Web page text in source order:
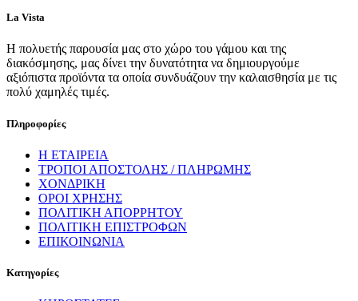
La Vista
Η πολυετής παρουσία μας στο χώρο του γάμου και της
διακόσμησης, μας δίνει την δυνατότητα να δημιουργούμε
αξιόπιστα προϊόντα τα οποία συνδυάζουν την καλαισθησία με τις
πολύ χαμηλές τιμές.
Πληροφορίες
Η ΕΤΑΙΡΕΙΑ
ΤΡΟΠΟΙ ΑΠΟΣΤΟΛΗΣ / ΠΛΗΡΩΜΗΣ
ΧΟΝΔΡΙΚΗ
ΟΡΟΙ ΧΡΗΣΗΣ
ΠΟΛΙΤΙΚΗ ΑΠΟΡΡΗΤΟΥ
ΠΟΛΙΤΙΚΗ ΕΠΙΣΤΡΟΦΩΝ
ΕΠΙΚΟΙΝΩΝΙΑ
Κατηγορίες